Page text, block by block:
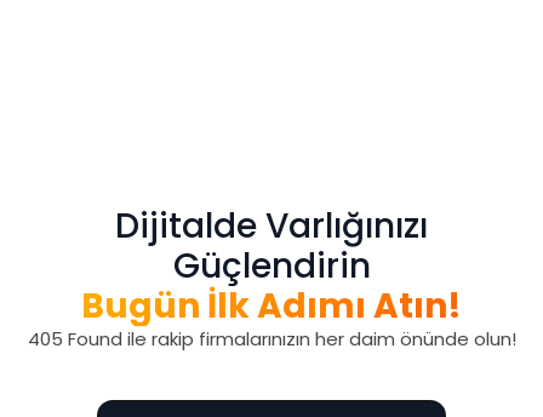
Dijitalde Varlığınızı
Güçlendirin
Bugün İlk Adımı Atın!
405 Found ile rakip firmalarınızın her daim önünde olun!